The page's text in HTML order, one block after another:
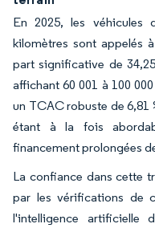
En 2025, les véhicules
kilomètres sont appelés
part significative de
affichant 60 001 à 100
un TCAC robuste de 6,81
étant à la fois
financement prolongées
La confiance dans cette
par les vérifications de
l'intelligence artificielle